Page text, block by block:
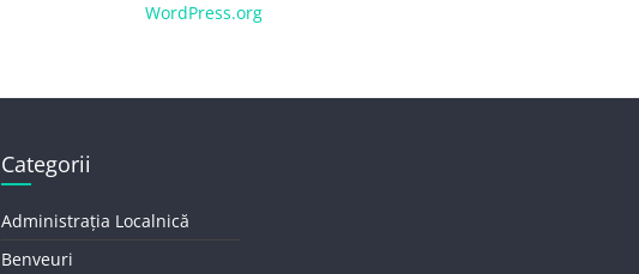
WordPress.org
Categorii
Administrația Localnică
Benveuri